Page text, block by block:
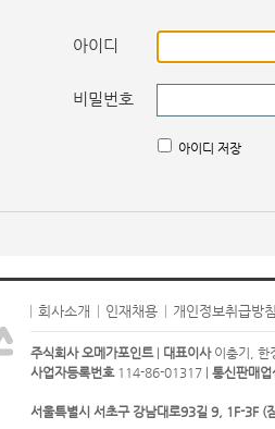
아이디
비밀번호
아이디 저장
회사소개 인재채용 개인정보취급방침
주식회사 오메가포인트| 대표이사이충기, 한
사업자등록번호114-86-01317 | 통신판매업
서울특별시 서초구 강남대로93길 9, 1F-3F (